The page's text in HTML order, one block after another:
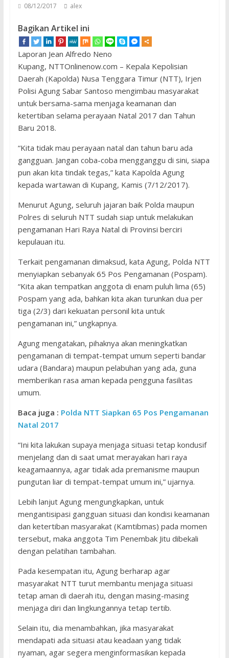
08/12/2017 alex
Bagikan Artikel ini
Laporan Jean Alfredo Neno
Kupang, NTTOnlinenow.com – Kepala Kepolisian
Daerah (Kapolda) Nusa Tenggara Timur (NTT), Irjen
Polisi Agung Sabar Santoso mengimbau masyarakat
untuk bersama-sama menjaga keamanan dan
ketertiban selama perayaan Natal 2017 dan Tahun
Baru 2018.
“Kita tidak mau perayaan natal dan tahun baru ada
gangguan. Jangan coba-coba mengganggu di sini, siapa
pun akan kita tindak tegas,” kata Kapolda Agung
kepada wartawan di Kupang, Kamis (7/12/2017).
Menurut Agung, seluruh jajaran baik Polda maupun
Polres di seluruh NTT sudah siap untuk melakukan
pengamanan Hari Raya Natal di Provinsi berciri
kepulauan itu.
Terkait pengamanan dimaksud, kata Agung, Polda NTT
menyiapkan sebanyak 65 Pos Pengamanan (Pospam).
“Kita akan tempatkan anggota di enam puluh lima (65)
Pospam yang ada, bahkan kita akan turunkan dua per
tiga (2/3) dari kekuatan personil kita untuk
pengamanan ini,” ungkapnya.
Agung mengatakan, pihaknya akan meningkatkan
pengamanan di tempat-tempat umum seperti bandar
udara (Bandara) maupun pelabuhan yang ada, guna
memberikan rasa aman kepada pengguna fasilitas
umum.
Baca juga : Polda NTT Siapkan 65 Pos Pengamanan
Natal 2017
“Ini kita lakukan supaya menjaga situasi tetap kondusif
menjelang dan di saat umat merayakan hari raya
keagamaannya, agar tidak ada premanisme maupun
pungutan liar di tempat-tempat umum ini,” ujarnya.
Lebih lanjut Agung mengungkapkan, untuk
mengantisipasi gangguan situasi dan kondisi keamanan
dan ketertiban masyarakat (Kamtibmas) pada momen
tersebut, maka anggota Tim Penembak Jitu dibekali
dengan pelatihan tambahan.
Pada kesempatan itu, Agung berharap agar
masyarakat NTT turut membantu menjaga situasi
tetap aman di daerah itu, dengan masing-masing
menjaga diri dan lingkungannya tetap tertib.
Selain itu, dia menambahkan, jika masyarakat
mendapati ada situasi atau keadaan yang tidak
nyaman, agar segera menginformasikan kepada